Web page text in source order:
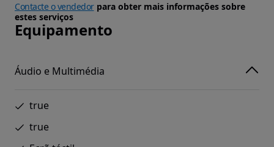
Contacte o vendedorpara obter mais informações sobre
estes serviços
Equipamento
Áudio e Multimédia
true
true